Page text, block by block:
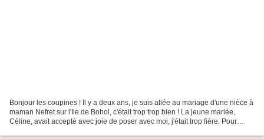
Bonjour les coupines ! Il y a deux ans, je suis allée au mariage d'une nièce à
maman Nefret sur l'Ile de Bohol, c'était trop trop bien ! La jeune mariée,
Céline, avait accepté avec joie de poser avec moi, j'était trop fière. Pour